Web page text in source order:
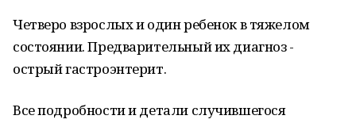
Четверо взрослых и один ребенок в тяжелом
состоянии. Предварительный их диагноз -
острый гастроэнтерит.
Все подробности и детали случившегося